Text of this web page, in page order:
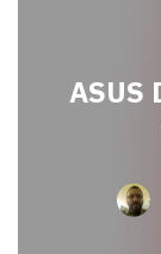
ASUS